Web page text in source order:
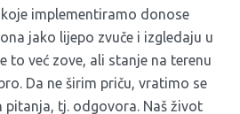
implementiramo donose
jako lijepo zvuče i izgledaju u
to već zove, ali stanje na terenu
Da ne širim priču, vratimo se
pitanja, tj. odgovora. Naš život